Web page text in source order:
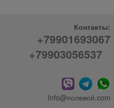
Контакты:
+79901693067
+79903056537
Info@полевой.com